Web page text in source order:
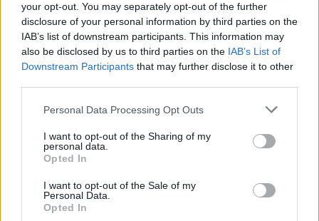
your opt-out. You may separately opt-out of the further
disclosure of your personal information by third parties on the
IAB’s list of downstream participants. This information may
also be disclosed by us to third parties on the IAB’s List of
Downstream Participants that may further disclose it to other
Please note that this website/app uses one or more Google
not limited to your visit or usage behaviour. You may click to
grant or deny consent to Google and its third-party tags to
use your data for below specified purposes in below Google
consent section.
Personal Data Processing Opt Outs
I want to opt-out of the Sharing of my
personal data.
Opted In
I want to opt-out of the Sale of my
Personal Data.
Opted In
* másrészt „ utasítjaaz Állampolgári Jogi, Bel- és
Igazságügyi Bizottságot, hogy az Európai
Bizottsággal, az Európa Tanáccsal és a Velencei
Bizottsággal együttműködve kísérje figyelemmel a
Bizottság és az Európai Parlament ... említett
ajánlásainak végrehajtását és a végrehajtás módját,
és megállapításairól készítsen jelentést”. Egyúttal
fényében mérlegelje, szükség van-e intézkedésekre”.
Mint láthatjuk, kormánypártjaink és politikusaik
monolit egységben utasították el a "jelentéktelen"
határozatot.